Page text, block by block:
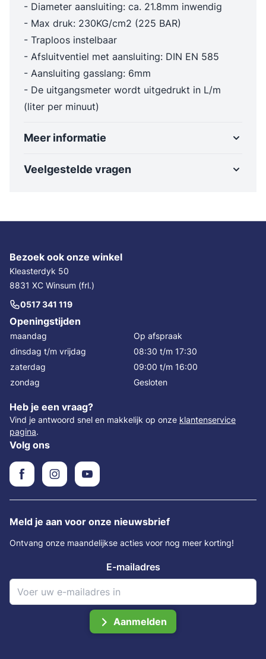
- Diameter aansluiting: ca. 21.8mm inwendig
- Max druk: 230KG/cm2 (225 BAR)
- Traploos instelbaar
- Afsluitventiel met aansluiting: DIN EN 585
- Aansluiting gasslang: 6mm
- De uitgangsmeter wordt uitgedrukt in L/m
(liter per minuut)
Meer informatie
Veelgestelde vragen
Bezoek ook onze winkel
Kleasterdyk 50
8831 XC Winsum (frl.)
0517 341 119
Openingstijden
maandag
Op afspraak
dinsdag t/m vrijdag
08:30 t/m 17:30
zaterdag
09:00 t/m 16:00
zondag
Gesloten
Heb je een vraag?
Vind je antwoord snel en makkelijk op onze klantenservice
pagina.
Volg ons
Meld je aan voor onze nieuwsbrief
Ontvang onze maandelijkse acties voor nog meer korting!
E-mailadres
Aanmelden